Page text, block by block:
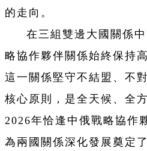
的走向。
在三組雙邊大國關係
略協作夥伴關係始終保持
這一關係堅守不結盟、不
核心原則，是全天候、全
2026年恰逢中俄戰略協作
為兩國關係深化發展奠定